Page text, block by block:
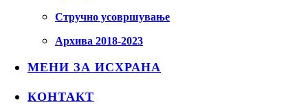
Стручно усовршување
Архива 2018-2023
МЕНИ ЗА ИСХРАНА
КОНТАКТ